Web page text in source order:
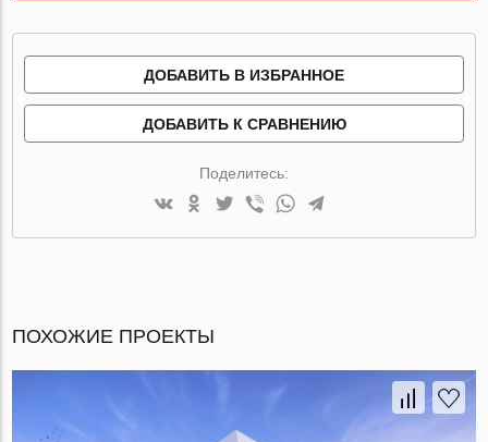
ДОБАВИТЬ В ИЗБРАННОЕ
ДОБАВИТЬ К СРАВНЕНИЮ
Поделитесь:
ПОХОЖИЕ ПРОЕКТЫ